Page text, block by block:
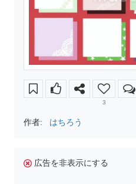
3
作者: はちろう
広告を非表示にする